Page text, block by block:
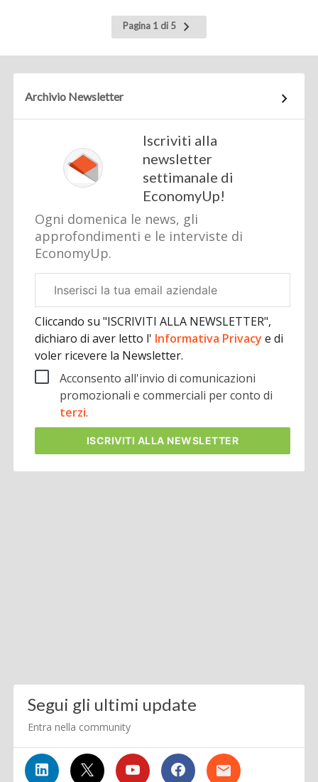
Pagina 1 di 5
Pagina
successiva
Archivio Newsletter
Iscriviti alla
newsletter
settimanale di
EconomyUp!
Ogni domenica le news, gli
approfondimenti e le interviste di
EconomyUp.
aziendale
Cliccando su "ISCRIVITI ALLA NEWSLETTER",
dichiaro di aver letto l' Informativa Privacye di
voler ricevere la Newsletter.
Acconsento all'invio di comunicazioni
promozionali e commerciali per conto di
terzi.
ISCRIVITI ALLA NEWSLETTER
Segui gli ultimi update
Entra nella community